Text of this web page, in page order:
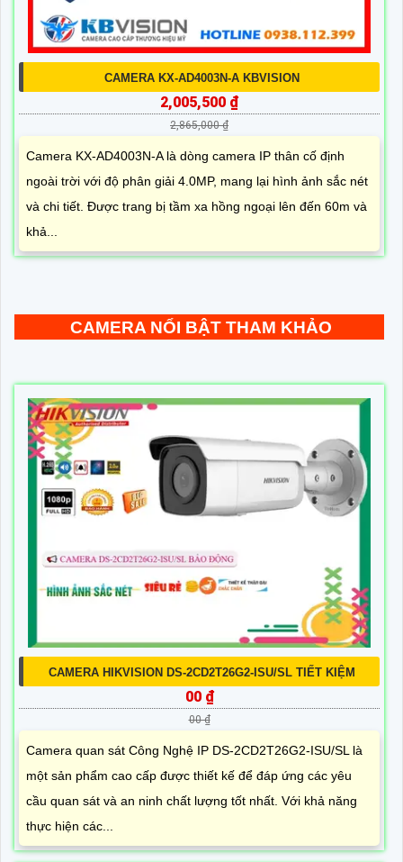
CAMERA KX-AD4003N-A KBVISION
2,005,500 ₫
2,865,000 ₫
Camera KX-AD4003N-A là dòng camera IP thân cố định
ngoài trời với độ phân giải 4.0MP, mang lại hình ảnh sắc nét
và chi tiết. Được trang bị tầm xa hồng ngoại lên đến 60m và
khả...
CAMERA NỔI BẬT THAM KHẢO
CAMERA HIKVISION DS-2CD2T26G2-ISU/SL TIẾT KIỆM
00 ₫
00 ₫
Camera quan sát Công Nghệ IP DS-2CD2T26G2-ISU/SL là
một sản phẩm cao cấp được thiết kế để đáp ứng các yêu
cầu quan sát và an ninh chất lượng tốt nhất. Với khả năng
thực hiện các...